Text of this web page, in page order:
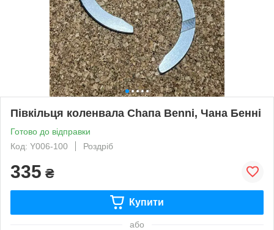
Півкільця коленвала Сһапа Benni, Чана Бенні
Готово до відправки
Код: Y006-100
Роздріб
335 ₴
Купити
або